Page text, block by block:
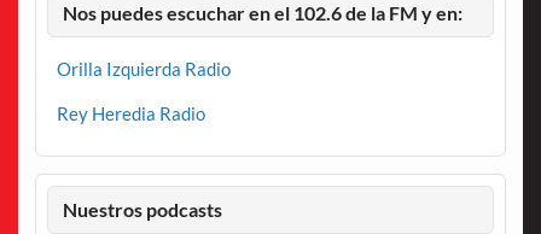
Nos puedes escuchar en el 102.6 de la FM y en:
Orilla Izquierda Radio
Rey Heredia Radio
Nuestros podcasts